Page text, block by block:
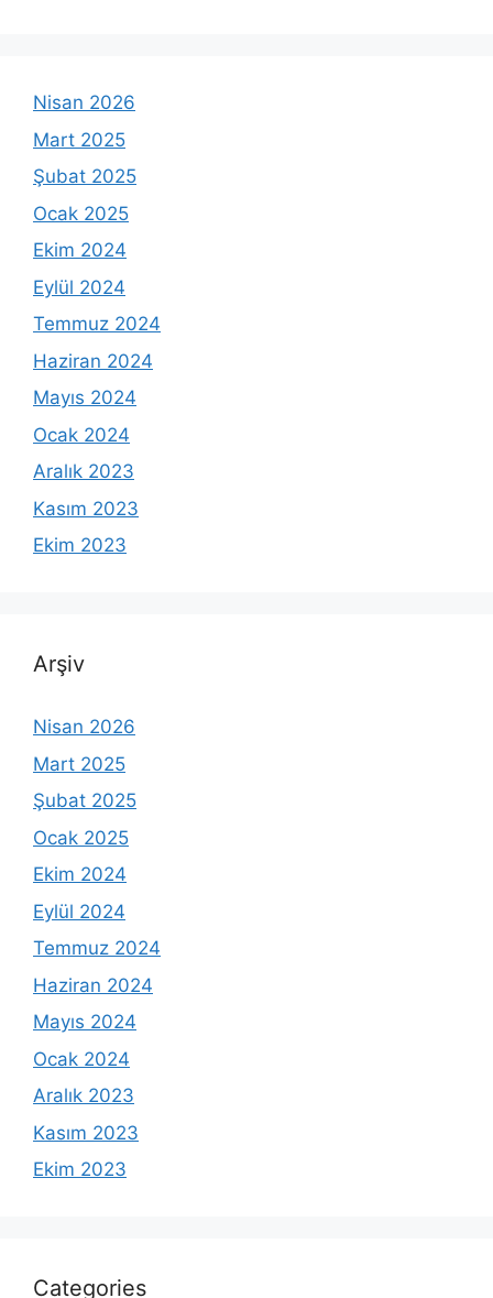
Nisan 2026
Mart 2025
Şubat 2025
Ocak 2025
Ekim 2024
Eylül 2024
Temmuz 2024
Haziran 2024
Mayıs 2024
Ocak 2024
Aralık 2023
Kasım 2023
Ekim 2023
Arşiv
Nisan 2026
Mart 2025
Şubat 2025
Ocak 2025
Ekim 2024
Eylül 2024
Temmuz 2024
Haziran 2024
Mayıs 2024
Ocak 2024
Aralık 2023
Kasım 2023
Ekim 2023
Categories